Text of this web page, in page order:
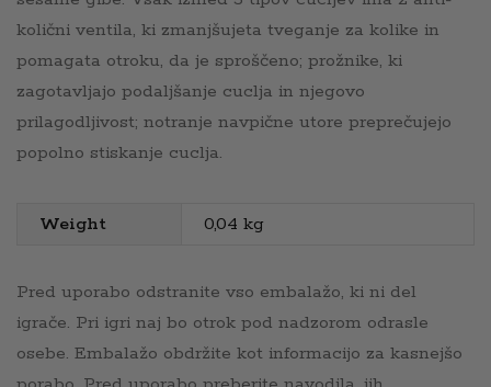
količni ventila, ki zmanjšujeta tveganje za kolike in
pomagata otroku, da je sproščeno; prožnike, ki
zagotavljajo podaljšanje cuclja in njegovo
prilagodljivost; notranje navpične utore preprečujejo
popolno stiskanje cuclja.
Weight 0,04 kg
Pred uporabo odstranite vso embalažo, ki ni del
igrače. Pri igri naj bo otrok pod nadzorom odrasle
osebe. Embalažo obdržite kot informacijo za kasnejšo